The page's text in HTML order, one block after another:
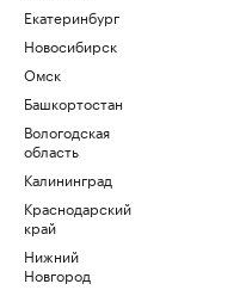
Екатеринбург
Новосибирск
Омск
Башкортостан
Вологодская
область
Калининград
Краснодарский
край
Нижний
Новгород